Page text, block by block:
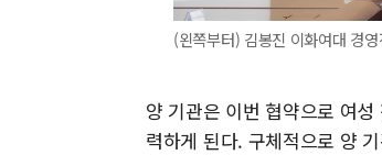
(왼쪽부터) 김봉진 이화여대 경
양 기관은 이번 협약으로 여
력하게 된다. 구체적으로 양